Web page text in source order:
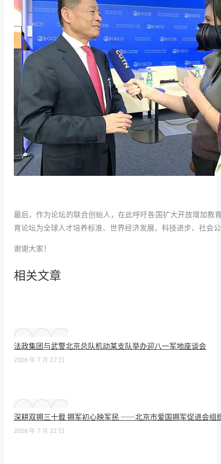
最后，作为论坛的联合创始人，在此呼吁各国扩大开放增加教
育论坛为全球人才培养标准、世界经济发展、科技进步、社会
谢谢大家！
相关文章
法政集团与武警北京总队机动某支队举办迎八一军地座谈会
2026 年 7 月 27 日
深耕双拥三十载 拥军初心映军民 ——北京市爱国拥军促进会组
2026 年 7 月 22 日